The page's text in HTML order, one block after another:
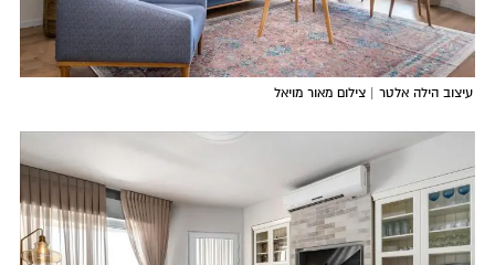
עיצובהילה אלטר| צילום מאור מויאל